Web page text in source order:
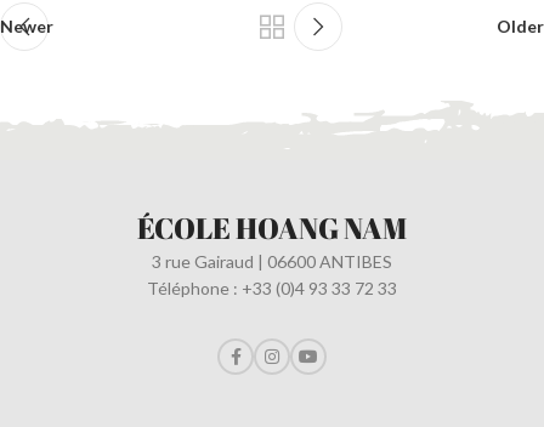
Newer Older
ÉCOLE HOANG NAM
3 rue Gairaud | 06600 ANTIBES
Téléphone : +33 (0)4 93 33 72 33